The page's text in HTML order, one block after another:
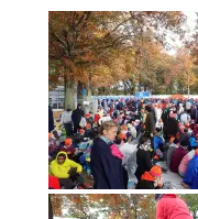
Startområdet